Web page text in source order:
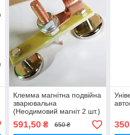
Клемма магнітна подвійна
зварювальна
(Неодимовий магніт 2 шт.)
591,50₴ 650 ₴ 350